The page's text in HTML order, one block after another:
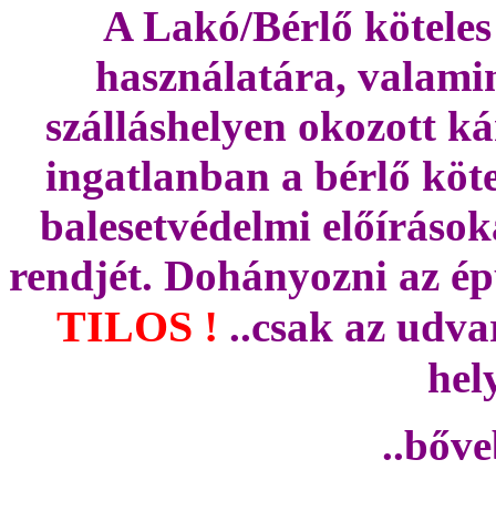
A Lakó/Bérlő
használatára,
szálláshelyen okozott
ingatlanban a bérlő
balesetvédelmi
rendjét. Dohányozni az
TILOS ! ..csak az